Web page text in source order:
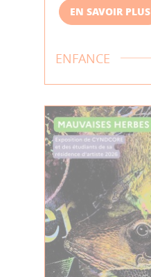
EN SAVOIR PLUS
ENFANCE